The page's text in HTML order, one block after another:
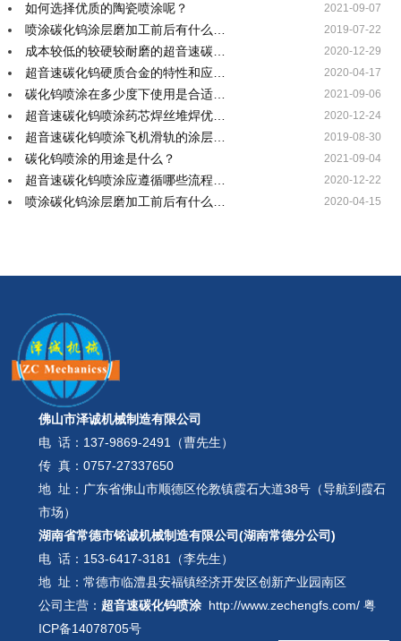
如何选择优质的陶瓷喷涂呢？ 2021-09-07
喷涂碳化钨涂层磨加工前后有什么… 2019-07-22
成本较低的较硬较耐磨的超音速碳… 2020-12-29
超音速碳化钨硬质合金的特性和应… 2020-04-17
碳化钨喷涂在多少度下使用是合适… 2021-09-06
超音速碳化钨喷涂药芯焊丝堆焊优… 2020-12-24
超音速碳化钨喷涂飞机滑轨的涂层… 2019-08-30
碳化钨喷涂的用途是什么？ 2021-09-04
超音速碳化钨喷涂应遵循哪些流程… 2020-12-22
喷涂碳化钨涂层磨加工前后有什么… 2020-04-15
佛山市泽诚机械制造有限公司
电 话： 137-9869-2491（曹先生）
传 真：0757-27337650
地 址：广东省佛山市顺德区伦教镇霞石大道38号（导航到霞石
市场）
湖南省常德市铭诚机械制造有限公司(湖南常德分公司)
电 话： 153-6417-3181（李先生）
地 址：常德市临澧县安福镇经济开发区创新产业园南区
公司主营： 超音速碳化钨喷涂 http://www.zechengfs.com/ 粤
ICP备14078705号